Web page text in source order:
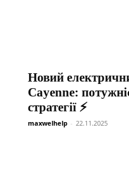
Новий
Cayenne:
стратегії ⚡
maxwelhelp - 22.11.2025